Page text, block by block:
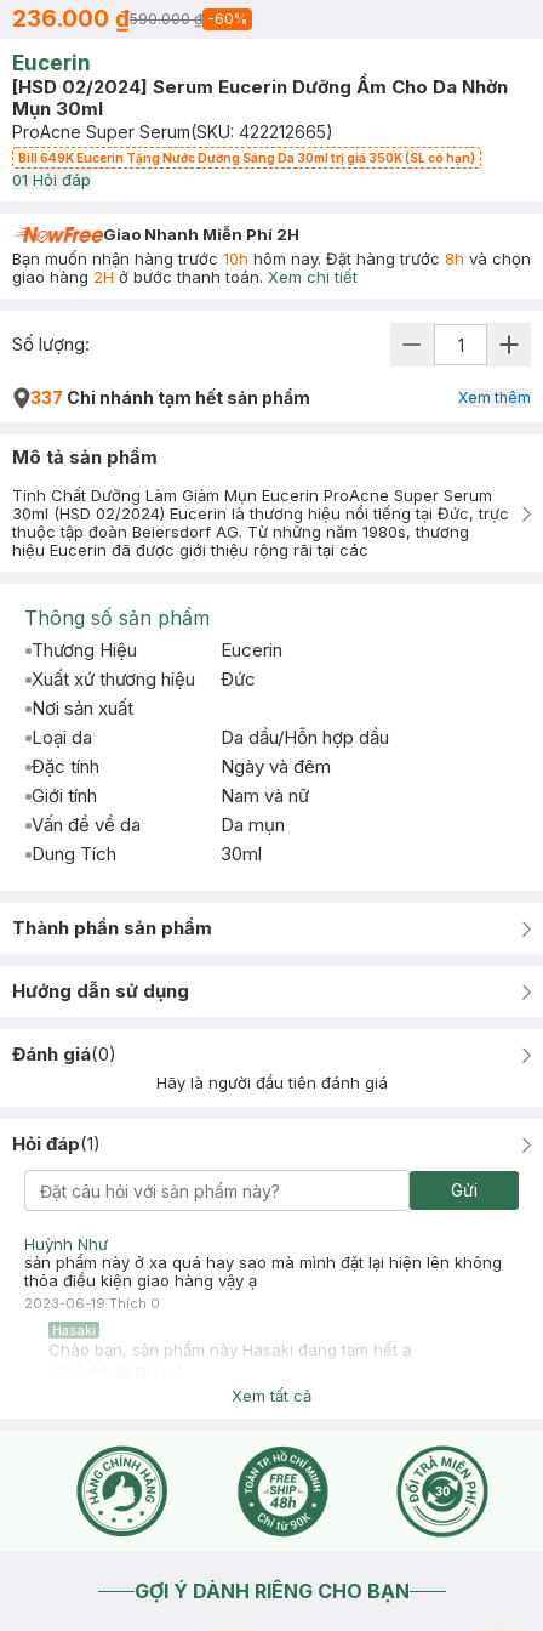
236.000 ₫590.000 ₫ -60%
Eucerin
[HSD 02/2024] Serum Eucerin Dưỡng Ẩm Cho Da Nhờn
Mụn 30ml
ProAcne Super Serum(SKU: 422212665)
Bill 649K Eucerin Tặng Nước Dưỡng Sáng Da 30ml trị giá 350K (SL có hạn)
01 Hỏi đáp
Giao Nhanh Miễn Phí 2H
Bạn muốn nhận hàng trước 10h hôm nay. Đặt hàng trước 8h và chọn
giao hàng 2H ở bước thanh toán. Xem chi tiết
Số lượng:
337 Chi nhánh tạm hết sản phẩm Xem thêm
Mô tả sản phẩm
Tinh Chất Dưỡng Làm Giảm Mụn Eucerin ProAcne Super Serum
30ml (HSD 02/2024) Eucerin là thương hiệu nổi tiếng tại Đức, trực
thuộc tập đoàn Beiersdorf AG. Từ những năm 1980s, thương
hiệu Eucerin đã được giới thiệu rộng rãi tại các
Thông số sản phẩm
Thương Hiệu
Eucerin
Xuất xứ thương hiệu
Ðức
Nơi sản xuất
Loại da
Da dầu/Hỗn hợp dầu
Đặc tính
Ngày và đêm
Giới tính
Nam và nữ
Vấn đề về da
Da mụn
Dung Tích
30ml
Thành phần sản phẩm
Hướng dẫn sử dụng
Đánh giá(0)
Hãy là người đầu tiên đánh giá
Hỏi đáp(1)
Gửi
Huỳnh Như
sản phẩm này ở xa quá hay sao mà mình đặt lại hiện lên không
thỏa điều kiện giao hàng vậy ạ
2023-06-19 Thích 0
Hasaki
Chào bạn, sản phẩm này Hasaki đang tạm hết ạ
Xem tất cả
GỢI Ý DÀNH RIÊNG CHO BẠN